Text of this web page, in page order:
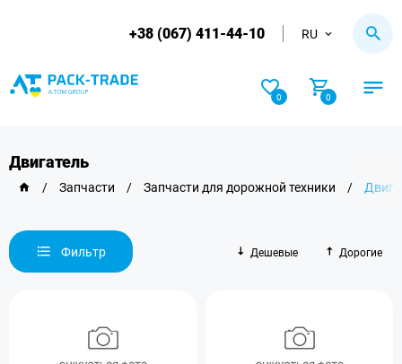
+38 (067) 411-44-10 RU
0 0
Двигатель
/ Запчасти / Запчасти для дорожной техники /
Фильтр Дешевые Дорогие